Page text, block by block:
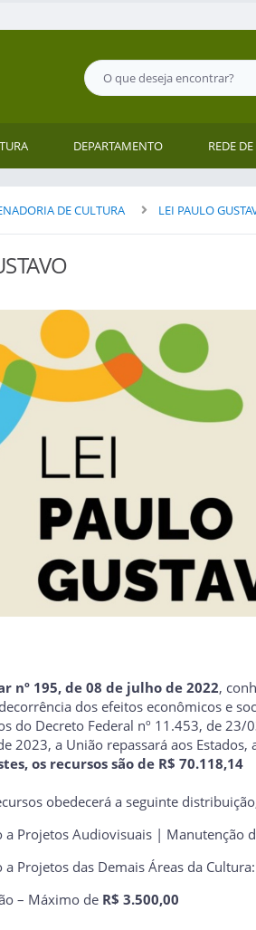
DEPARTAMENTO REDE
DE CULTURA LEI PAULO
nº 195, de 08 de julho de 2022,
dos efeitos econômicos e
do Decreto Federal nº 11.453, de 23/
2023, a União repassará aos
os recursos são de R$ 70.118,14
obedecerá a seguinte
a Projetos Audiovisuais | Manutenção
Projetos das Demais Áreas da Cultura:
– Máximo de R$ 3.500,00